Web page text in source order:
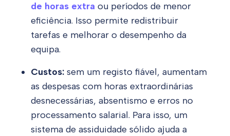
de horas extra ou períodos de menor
eficiência. Isso permite redistribuir
tarefas e melhorar o desempenho da
equipa.
Custos: sem um registo fiável, aumentam
as despesas com horas extraordinárias
desnecessárias, absentismo e erros no
processamento salarial. Para isso, um
sistema de assiduidade sólido ajuda a